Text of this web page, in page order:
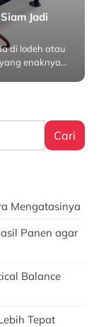
Jadi
di lodeh atau
enaknya…
Cari
Mengatasinya
Panen agar
Balance
Tepat